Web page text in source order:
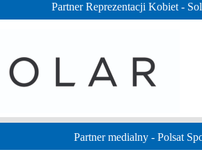
Partner Reprezentacji Kobiet -
Partner medialny - Polsat